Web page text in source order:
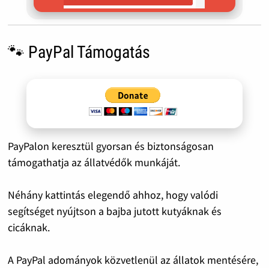
🐾 PayPal Támogatás
PayPalon keresztül gyorsan és biztonságosan
támogathatja az állatvédők munkáját.
Néhány kattintás elegendő ahhoz, hogy valódi
segítséget nyújtson a bajba jutott kutyáknak és
cicáknak.
A PayPal adományok közvetlenül az állatok mentésére,